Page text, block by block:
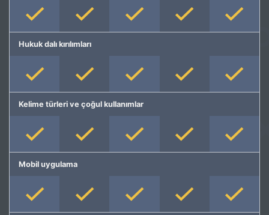
Hukuk dalı kırılımları
Kelime türleri ve çoğul kullanımlar
Mobil uygulama